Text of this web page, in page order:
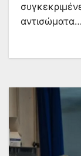
αντισώματα…